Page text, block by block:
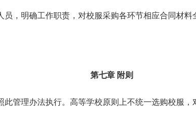
，明确工作职责，对校服采购各环节相应合同材
第七章 附则
管理办法执行。高等学校原则上不统一选购校服